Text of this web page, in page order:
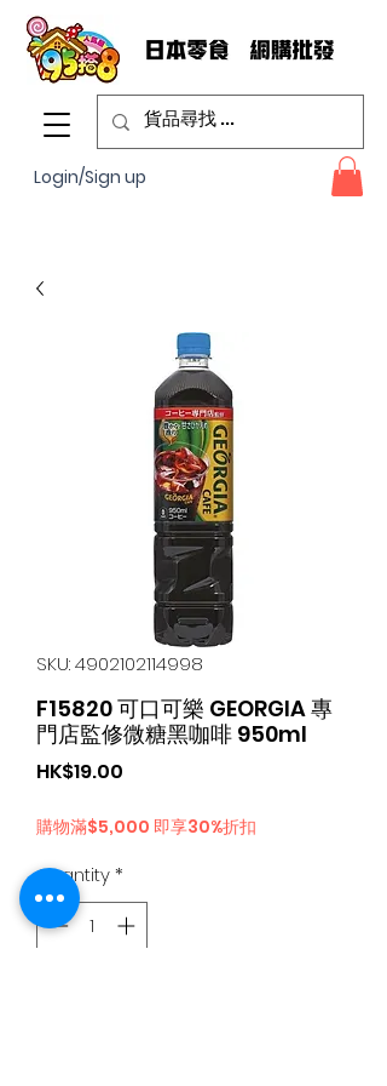
Login/Sign up
SKU: 4902102114998
F15820 可口可樂 GEORGIA 專
門店監修微糖黑咖啡 950ml
HK$19.00
購物滿$5,000 即享30%折扣
Quantity*